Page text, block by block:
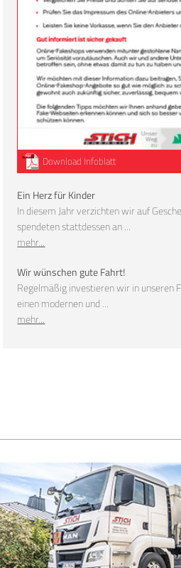
Download Infoblatt
Ein Herz für Kinder
In diesem Jahr verzichten wir auf
spendeten stattdessen an ...
mehr...
Wir wünschen gute Fahrt!
Regelmäßig investieren wir in unseren
einen modernen und ...
mehr...